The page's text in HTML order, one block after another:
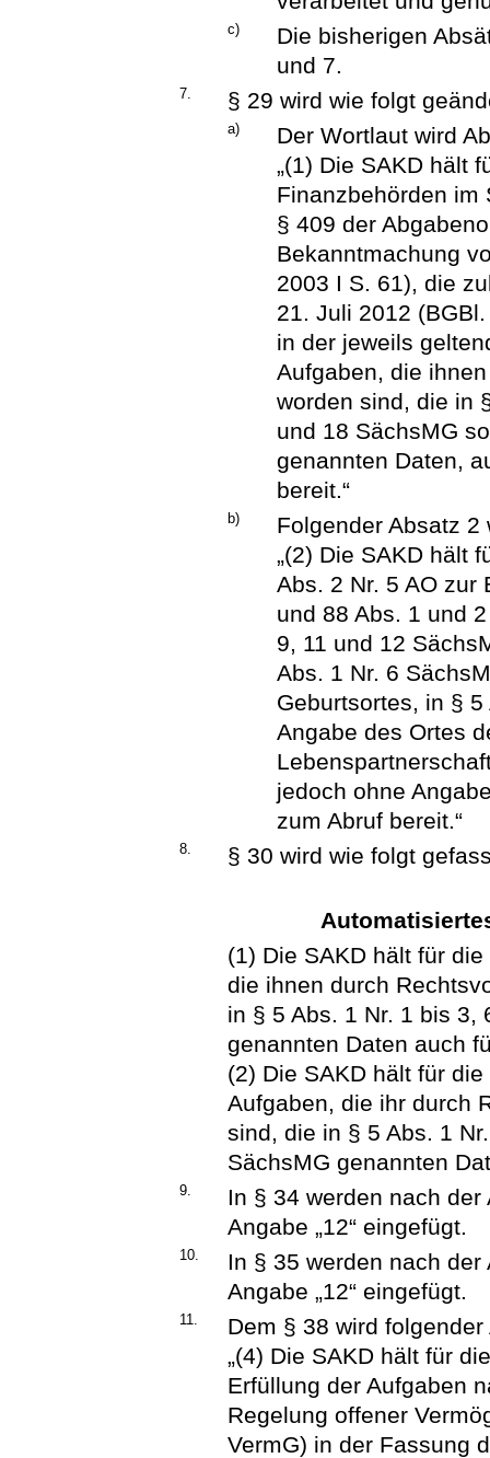
c)
Die bisherigen
und 7.
7. § 29 wird wie folgt
a)
Der Wortlaut wird
„(1) Die SAKD hält
Finanzbehörden im
§ 409 der
Bekanntmachung
2003 I S. 61), die
21. Juli 2012
in der jeweils
Aufgaben, die
worden sind, die in
und 18 SächsMG
genannten Daten,
bereit.“
b)
Folgender Absatz 2
„(2) Die SAKD hält
Abs. 2 Nr. 5 AO zur
und 88 Abs. 1 und
9, 11 und 12
Abs. 1 Nr. 6
Geburtsortes, in §
Angabe des Ortes
jedoch ohne
zum Abruf bereit.“
8. § 30 wird wie folgt
(1) Die SAKD hält für
die ihnen durch
in § 5 Abs. 1 Nr. 1 bis 3,
genannten Daten auch
(2) Die SAKD hält für
Aufgaben, die ihr durch
sind, die in § 5 Abs. 1
SächsMG genannten
9.
In § 34 werden nach der
Angabe „12“ eingefügt.
10.
In § 35 werden nach der
Angabe „12“ eingefügt.
11.
Dem § 38 wird
„(4) Die SAKD hält für
Erfüllung der Aufgaben
Regelung offener
VermG) in der Fassung